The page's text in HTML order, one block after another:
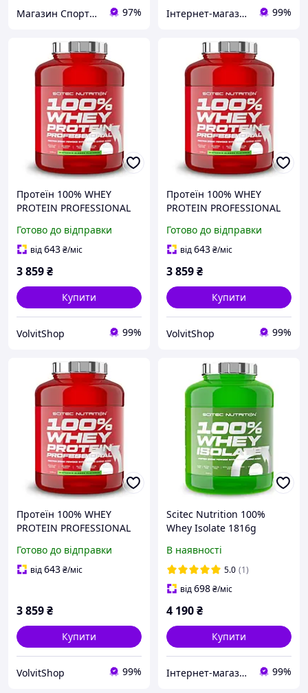
Магазин Спортивного Харчування BBpower.in.ua 97% Інтернет-магазин Vitaminka 99%
Протеїн 100% WHEY
PROTEIN PROFESSIONAL
банан
Готово до відправки
від643₴/міс
3 859₴
Купити
VolvitShop 99%
Протеїн 100% WHEY
PROTEIN PROFESSIONAL
COFFEE
Готово до відправки
від643₴/міс
3 859₴
Купити
VolvitShop 99%
Протеїн 100% WHEY
PROTEIN PROFESSIONAL
white chocolate
Готово до відправки
від643₴/міс
3 859₴
Купити
VolvitShop 99%
Scitec Nutrition 100%
Whey Isolate 1816g
В наявності
5.0 (1)
від698₴/міс
4 190₴
Купити
Інтернет-магазин Proteininlviv 99%